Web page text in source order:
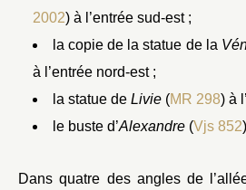
2002) à l’entrée sud-est ;
la copie de la statue de la
à l’entrée nord-est ;
la statue de Livie (MR 298) à
le buste d’Alexandre (Vjs 852
Dans quatre des angles de